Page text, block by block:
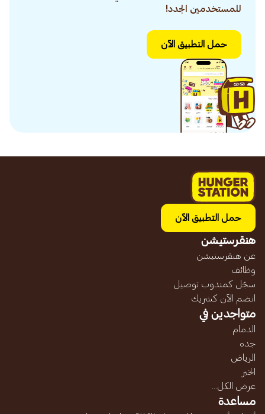
للمستخدمين الجدد!
حمل التطبيق الآن
حمل التطبيق الآن
هنقرستيشن
عن هنقرستيشن
وظائف
سجّل كمندوب توصيل
انضم الآن كشريك
متواجدين في
الدمام
جده
الرياض
الخبر
عرض الكل...
مساعدة